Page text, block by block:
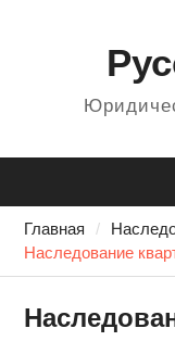
Главная
Наследование